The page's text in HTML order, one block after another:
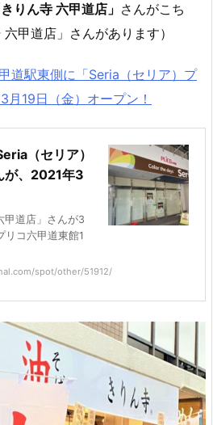
きりん寺 六甲道店」 さんがこち
甲道店」さんがあります）
道駅東側に「Seria（セリア）プ
月19日（金）オープン！
（セリア）
が、2021年3
甲道店」さんが3
リコ六甲道東館1
spot/other/51912/